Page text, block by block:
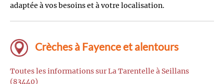
adaptée à vos besoins et à votre localisation.
Crèches à Fayence et alentours
Toutes les informations sur La Tarentelle à Seillans
(83440)